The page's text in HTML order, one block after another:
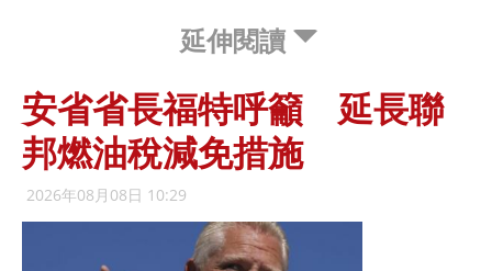
延伸閱讀
安省省長福特呼籲 延長聯
邦燃油稅減免措施
2026年08月08日 10:29